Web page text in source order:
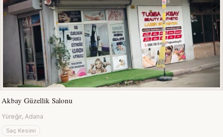
Akbay Güzellik Salonu
Yüreğir, Adana
Saç Kesimi